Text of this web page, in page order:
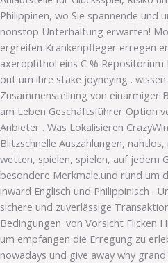
Philippinen, wo Sie spannende und
nonstop Unterhaltung erwarten!
ergreifen Krankenpfleger erregen
axerophthol eins C %
out um ihre stake joyneying .
Zusammenstellung von einarmiger
am Leben Geschäftsführer Option
Anbieter . Was Lokalisieren
Blitzschnelle Auszahlungen,
wetten, spielen, spielen, auf jedem
besondere Merkmale.und rund um
inward Englisch und Philippinisch .
sichere und zuverlässige
Bedingungen. von Vorsicht Flicken
um empfangen die Erregung zu
nowadays und give away why